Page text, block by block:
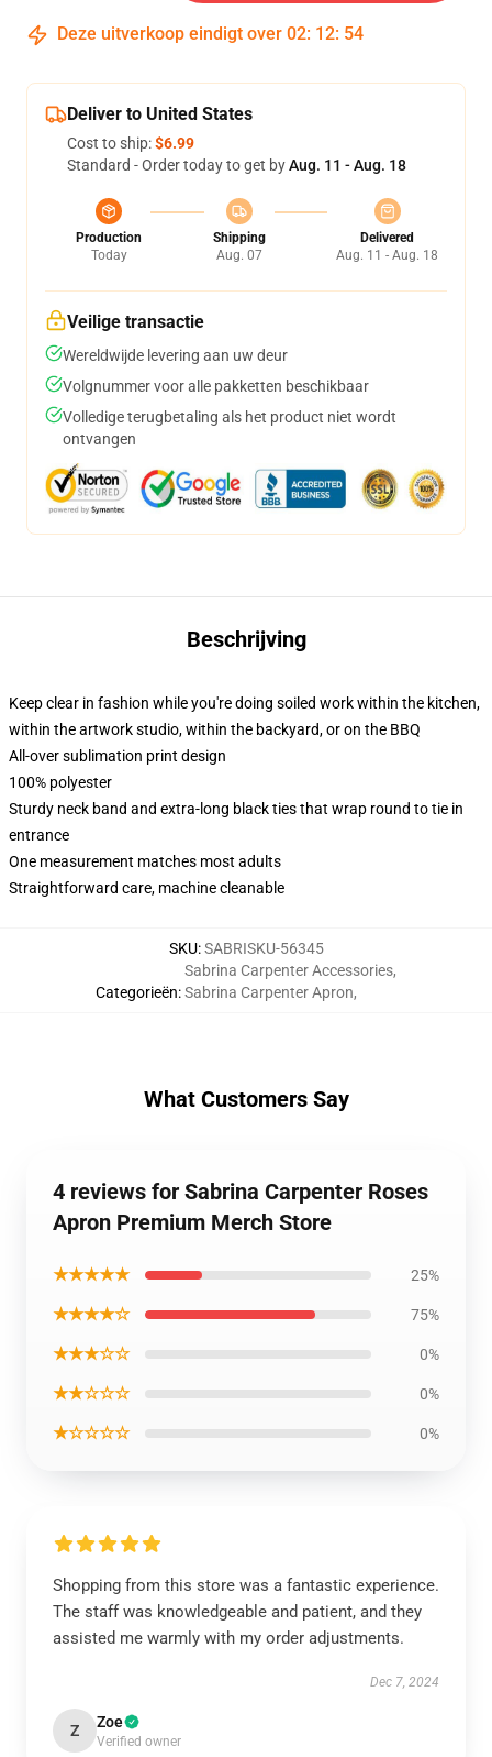
Deze uitverkoop eindigt over 02: 12: 54
Deliver to United States
Cost to ship:$6.99
Standard - Order today to get byAug. 11 - Aug. 18
Production
Today
Shipping
Aug. 07
Delivered
Aug. 11 - Aug. 18
Veilige transactie
Wereldwijde levering aan uw deur
Volgnummer voor alle pakketten beschikbaar
Volledige terugbetaling als het product niet wordt
ontvangen
Beschrijving
Keep clear in fashion while you're doing soiled work within the kitchen,
within the artwork studio, within the backyard, or on the BBQ
All-over sublimation print design
100% polyester
Sturdy neck band and extra-long black ties that wrap round to tie in
entrance
One measurement matches most adults
Straightforward care, machine cleanable
SKU:SABRISKU-56345
Categorieën:
Sabrina Carpenter Accessories,
Sabrina Carpenter Apron,
What Customers Say
4 reviews for Sabrina Carpenter Roses
Apron Premium Merch Store
★★★★★ 25%
★★★★☆ 75%
★★★☆☆ 0%
★★☆☆☆ 0%
★☆☆☆☆ 0%
Shopping from this store was a fantastic experience.
The staff was knowledgeable and patient, and they
assisted me warmly with my order adjustments.
Dec 7, 2024
Z Zoe
Verified owner